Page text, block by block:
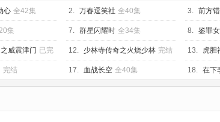
心 全42集 2. 万春逗笑社 全40集 3. 前方
集 7. 群星闪耀时 全34集 8. 鉴罪
威震津门 已完 12. 少林寺传奇之火烧少林 完结 13. 虎胆
完结 17. 血战长空 全40集 18. 在下